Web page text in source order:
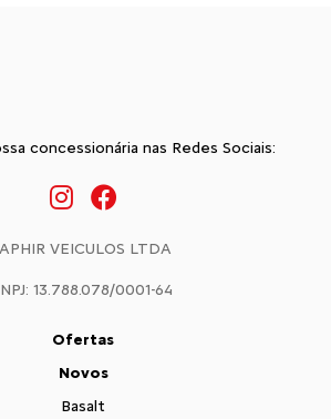
concessionária nas Redes Sociais:
VEICULOS LTDA
13.788.078/0001-64
Ofertas
Novos
Basalt